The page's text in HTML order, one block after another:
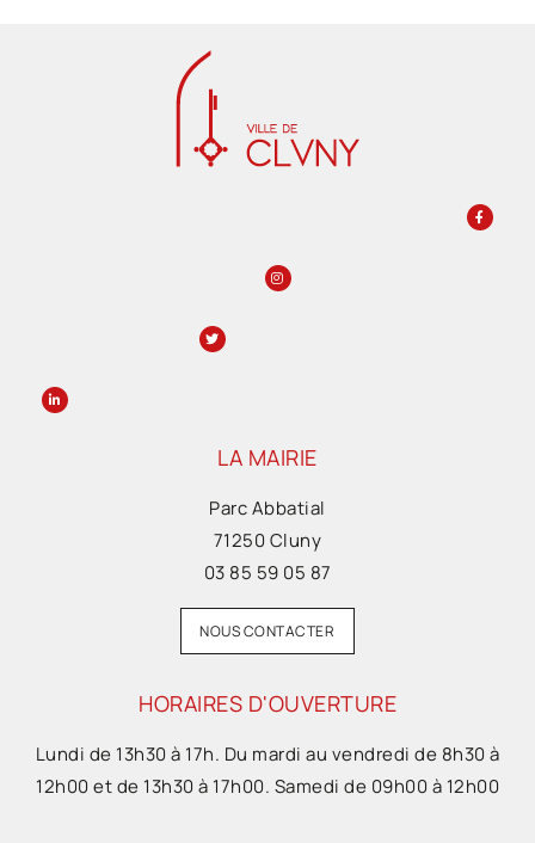
LA MAIRIE
Parc Abbatial
71250 Cluny
03 85 59 05 87
NOUS CONTACTER
HORAIRES D'OUVERTURE
Lundi de 13h30 à 17h. Du mardi au vendredi de 8h30 à
12h00 et de 13h30 à 17h00. Samedi de 09h00 à 12h00